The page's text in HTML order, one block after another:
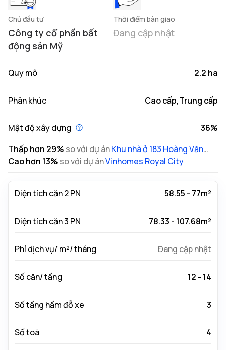
Chủ đầu tư
Công ty cổ phần bất
động sản Mỹ
Thời điểm bàn giao
Đang cập nhật
Quy mô 2.2 ha
Phân khúc Cao cấp,Trung cấp
Mật độ xây dựng
36%
Thấp hơn 29% so với dự ánKhu nhà ở 183 Hoàng Văn
Thái
Cao hơn 13% so với dự ánVinhomes Royal City
Diện tích căn 2 PN 58.55 - 77m²
Diện tích căn 3 PN 78.33 - 107.68m²
Phí dịch vụ/ m²/ tháng Đang cập nhật
Số căn/ tầng 12 - 14
Số tầng hầm đỗ xe 3
Số toà 4